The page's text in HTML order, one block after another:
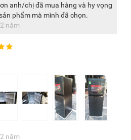
là bảng điều khiển dạng nút trượt
khiển có dạng núm vặn. Bạn
thanh trượt tới mốc nhiệt độ
2 cánh có dung tích nhỏ nhưng
PMV(52) lại được trang bị rất
hiện đại, mang đến hiệu quả bảo
trải nghiệm sử dụng hữu ích.
anh/chị đã mua hàng và hy vọng
phẩm mà mình đã chọn.
2 năm
2 năm